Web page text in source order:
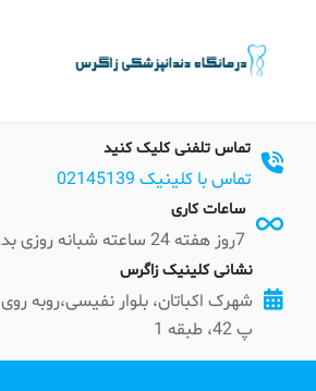
content
تماس تلفنی کلیک کنید
تماس با کلینیک 02145139
ساعات کاری
7روز هفته 24 ساعته شبانه روزی بدون تعطیلی
نشانی کلینیک زاگرس
پ 42، طبقه 1